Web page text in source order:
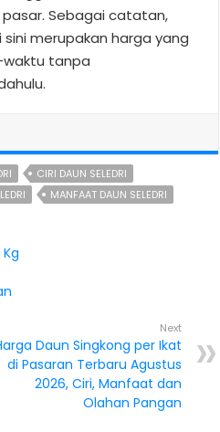
Sebagai catatan,
merupakan harga yang
tanpa
CIRI DAUN SELEDRI
MANFAAT DAUN SELEDRI
Next
Daun Singkong per Ikat
di Pasaran Terbaru Agustus
2026, Ciri, Manfaat dan
Olahan Pangan